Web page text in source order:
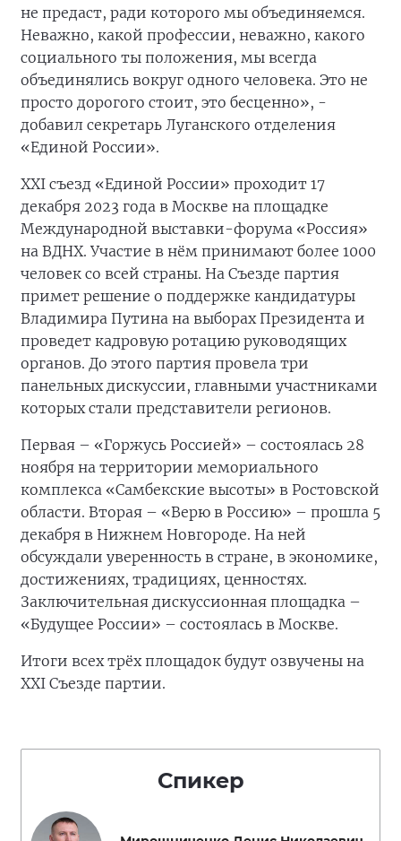
не предаст, ради которого мы объединяемся.
Неважно, какой профессии, неважно, какого
социального ты положения, мы всегда
объединялись вокруг одного человека. Это не
просто дорогого стоит, это бесценно», -
добавил секретарь Луганского отделения
«Единой России».
ХХI съезд «Единой России» проходит 17
декабря 2023 года в Москве на площадке
Международной выставки-форума «Россия»
на ВДНХ. Участие в нём принимают более 1000
человек со всей страны. На Съезде партия
примет решение о поддержке кандидатуры
Владимира Путина на выборах Президента и
проведет кадровую ротацию руководящих
органов. До этого партия провела три
панельных дискуссии, главными участниками
которых стали представители регионов.
Первая – «Горжусь Россией» – состоялась 28
ноября на территории мемориального
комплекса «Самбекские высоты» в Ростовской
области. Вторая – «Верю в Россию» – прошла 5
декабря в Нижнем Новгороде. На ней
обсуждали уверенность в стране, в экономике,
достижениях, традициях, ценностях.
Заключительная дискуссионная площадка –
«Будущее России» – состоялась в Москве.
Итоги всех трёх площадок будут озвучены на
XXI Съезде партии.
Спикер